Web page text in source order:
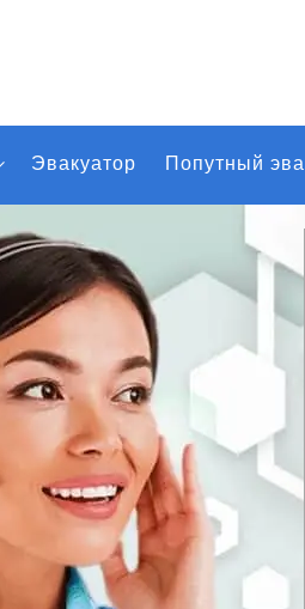
Эвакуатор Попутный